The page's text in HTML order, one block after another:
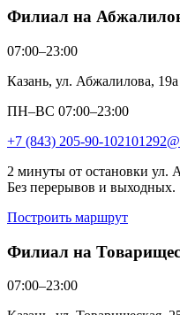
Филиал на
07:00–23:00
Казань, ул. Абжалилова, 19а
ПН–ВС 07:00–23:00
+7 (843) 205-90-10
2 минуты от остановки ул.
Без перерывов и выходных.
Построить маршрут
Филиал на
07:00–23:00